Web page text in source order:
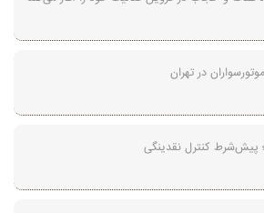
پیش‌شرط کنترل نقدینگی